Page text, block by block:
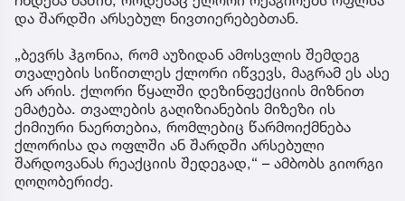
და შარდში არსებულ ნივთიერებებთან.
„ბევრს ჰგონია, რომ აუზიდან ამოსვლის შემდეგ
თვალების სიწითლეს ქლორი იწვევს, მაგრამ ეს ასე
არ არის. ქლორი წყალში დეზინფექციის მიზნით
ემატება. თვალების გაღიზიანების მიზეზი ის
ქიმიური ნაერთებია, რომლებიც წარმოიქმნება
ქლორისა და ოფლში ან შარდში არსებული
შარდოვანას რეაქციის შედეგად,“ – ამბობს გიორგი
ღოღობერიძე.